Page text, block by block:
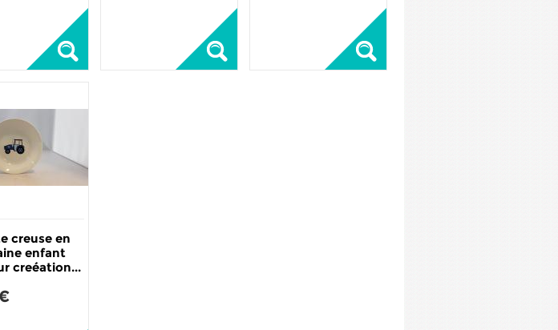
creuse en
enfant
creéation...